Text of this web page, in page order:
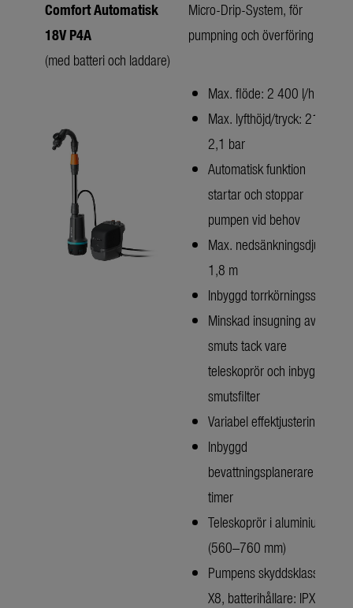
Comfort Automatisk
18V P4A
(med batteri och laddare)
Micro-Drip-System, för
pumpning och överföring
Max. flöde: 2 400 l/h
Max. lyfthöjd/tryck: 21 m/
2,1 bar
Automatisk funktion
startar och stoppar
pumpen vid behov
Max. nedsänkningsdjup:
1,8 m
Inbyggd torrkörningsskydd
Minskad insugning av
smuts tack vare
teleskoprör och inbyggt
smutsfilter
Variabel effektjustering
Inbyggd
bevattningsplanerare och
timer
Teleskoprör i aluminium
(560–760 mm)
Pumpens skyddsklass: IP
X8, batterihållare: IPX4